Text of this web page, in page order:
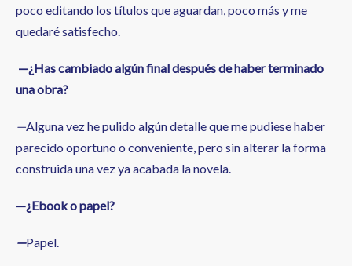
poco editando los títulos que aguardan, poco más y me
quedaré satisfecho.
—¿Has cambiado algún final después de haber terminado
una obra?
—Alguna vez he pulido algún detalle que me pudiese haber
parecido oportuno o conveniente, pero sin alterar la forma
construida una vez ya acabada la novela.
—¿Ebooko papel?
—Papel.